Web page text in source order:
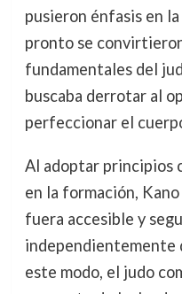
pusieron énfasis en
pronto se
fundamentales del
buscaba derrotar al
perfeccionar el
Al adoptar principios
en la formación,
fuera accesible y
independientemente
este modo, el judo